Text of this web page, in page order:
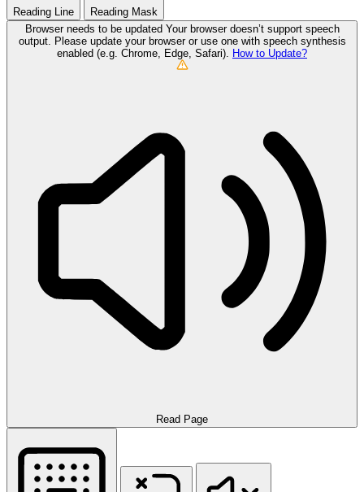
Reading Line
Reading Mask
Browser needs to be updated Your browser doesn’t support speech
output. Please update your browser or use one with speech synthesis
enabled (e.g. Chrome, Edge, Safari). How to Update?
Read Page